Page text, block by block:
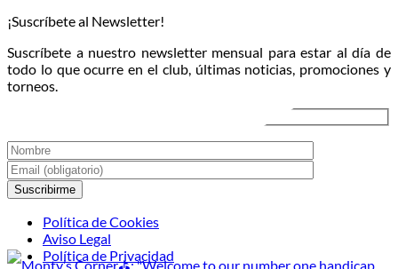
Torneo
de
2026
¡Suscríbete al Newsletter!
Suscríbete a nuestro newsletter mensual para estar al día de
todo lo que ocurre en el club, últimas noticias, promociones y
torneos.
Política de Cookies
Aviso Legal
Política de Privacidad